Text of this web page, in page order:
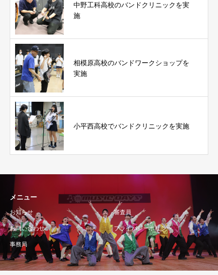
中野工科高校のバンドクリニックを実
施
相模原高校のバンドワークショップを
実施
小平西高校でバンドクリニックを実施
メニュー
お知らせ 審査員
お問い合わせ プライバシーポリシー
事務局